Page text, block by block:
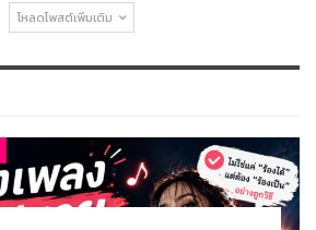
โหลดโพสต์เพิ่มเติม